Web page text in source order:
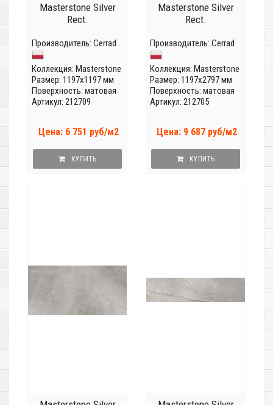
Masterstone Silver
Rect.
Производитель: Cerrad
Коллекция: Masterstone
Размер: 1197x1197 мм
Поверхность: матовая
Артикул: 212709
Цена: 6 751 руб/м2
КУПИТЬ
Masterstone Silver
Rect.
Производитель: Cerrad
Коллекция: Masterstone
Размер: 1197x2797 мм
Поверхность: матовая
Артикул: 212705
Цена: 9 687 руб/м2
КУПИТЬ